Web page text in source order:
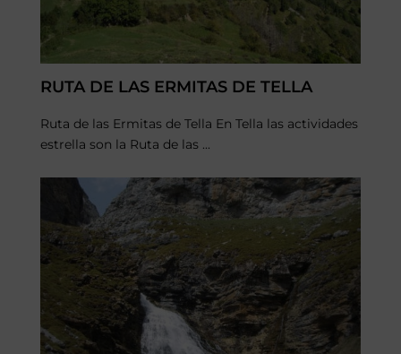
RUTA DE LAS ERMITAS DE TELLA
Ruta de las Ermitas de Tella En Tella las actividades
estrella son la Ruta de las ...